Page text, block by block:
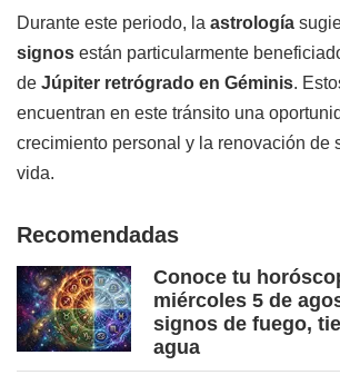
Durante este periodo, la astrología
signos están particularmente
de Júpiter retrógrado en Géminis.
encuentran en este tránsito una
crecimiento personal y la renovación de
vida.
Recomendadas
Conoce tu
miércoles 5 de
signos de fuego,
agua